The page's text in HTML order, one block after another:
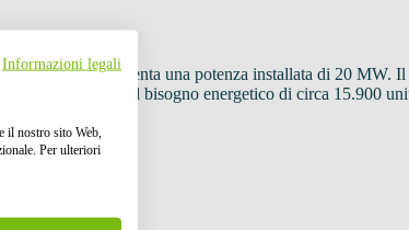
di Foggia, presenta una potenza installata di 20 MW.
di soddisfare il bisogno energetico di circa 15.900
Informazioni legali
il nostro sito Web,
Per ulteriori